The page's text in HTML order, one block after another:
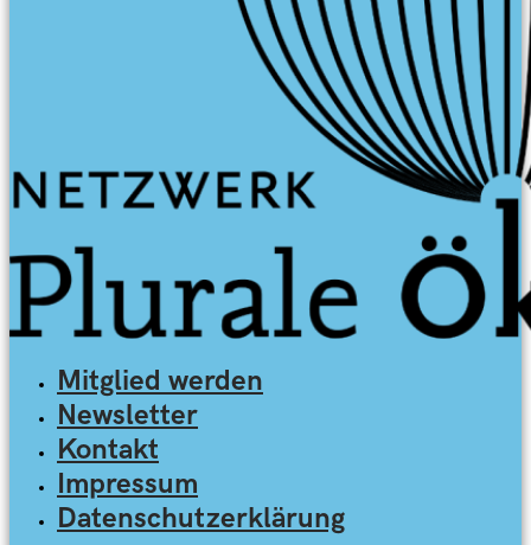
Mitglied werden
Newsletter
Kontakt
Impressum
Datenschutzerklärung